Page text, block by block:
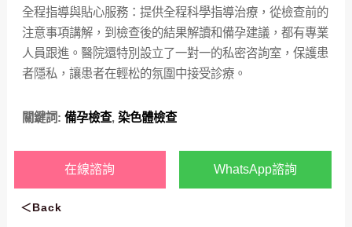
全程指導與貼心服務：提供全程科學指導治療，從檢查前的
注意事項講解，到檢查後的結果解讀和備孕建議，都有專業
人員跟進。醫院還特別設立了一對一的私密咨詢室，保護患
者隱私，讓患者在輕松的氛圍中接受診療。
關鍵詞: 備孕檢查, 染色體檢查
在線諮詢 WhatsApp諮詢
＜Back